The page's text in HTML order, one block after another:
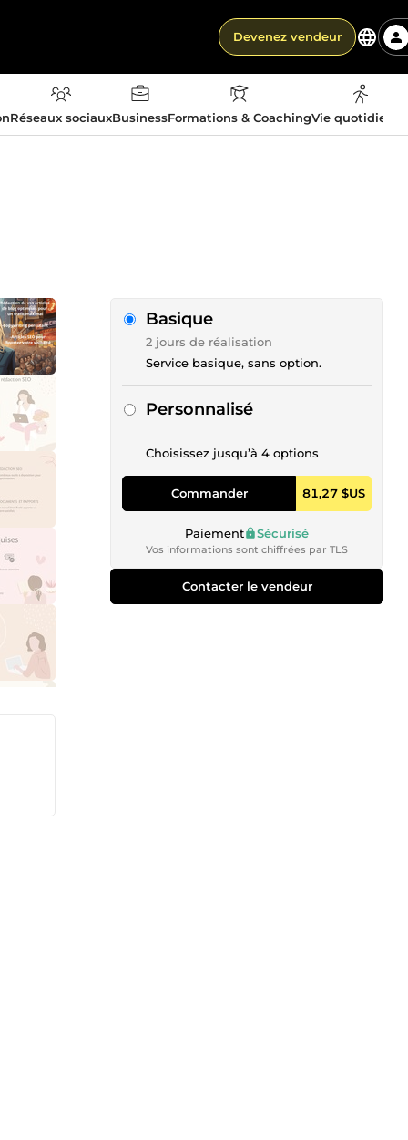
Devenez vendeur
Réseaux sociauxBusinessFormations & CoachingVie
Basique
2 jours de réalisation
Service basique, sans option.
Personnalisé
Choisissez jusqu’à 4 options
Commander 81,27 $US
Paiement Sécurisé
Vos informations sont chiffrées par TLS
Contacter le vendeur